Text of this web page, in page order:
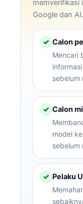
memverifikasi
Google dan AI.
✓ Calon
Mencari
sebelum
✓ Calon
model
sebelum
✓ Pelaku